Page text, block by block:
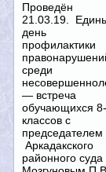
Проведён
21.03.19.
день
профилактики
среди
— встреча
обучающихся
классов с
председателем
Аркадакского
районного суда